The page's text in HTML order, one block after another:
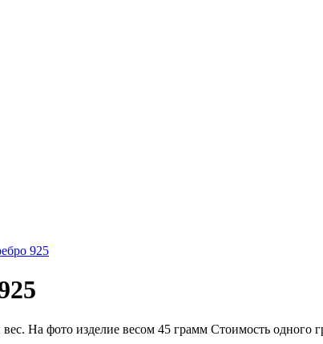
На фото изделие весом 45 грамм Стоимость одного